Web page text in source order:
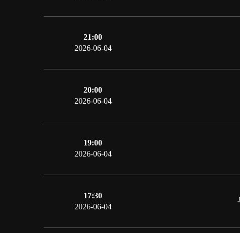
21:00
2026-06-04
20:00
2026-06-04
19:00
2026-06-04
17:30
2026-06-04